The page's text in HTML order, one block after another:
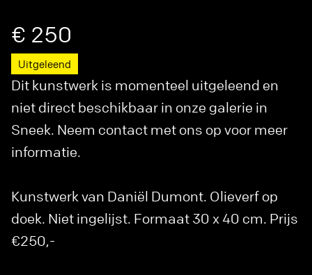
€ 250
Uitgeleend
Dit kunstwerk is momenteel uitgeleend en
niet direct beschikbaar in onze galerie in
Sneek. Neem contact met ons op voor meer
informatie.
Kunstwerk van Daniël Dumont. Olieverf op
doek. Niet ingelijst. Formaat 30 x 40 cm. Prijs
€250,-